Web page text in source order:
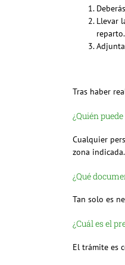
Llevar
reparto.
Tras haber
¿Quién
Cualquier
zona indicada.
¿Qué
Tan solo es
¿Cuál es el
El trámite es